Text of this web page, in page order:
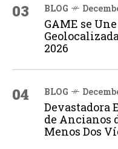
03 BLOG
GAME se
2026
04 BLOG
Devastadora
de Ancianos
Menos Dos